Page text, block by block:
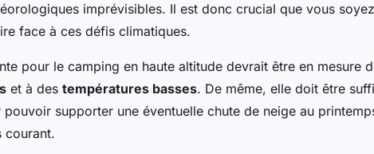
imprévisibles. Il est donc crucial que vous
face à ces défis climatiques.
pour le camping en haute altitude devrait être en mesure
et à des températures basses. De même, elle doit être
pouvoir supporter une éventuelle chute de neige au
courant.